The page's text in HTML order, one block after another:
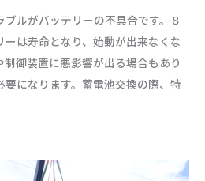
ルがバッテリーの不具合です。８
は寿命となり、始動が出来なくな
御装置に悪影響が出る場合もあり
要になります。蓄電池交換の際、特